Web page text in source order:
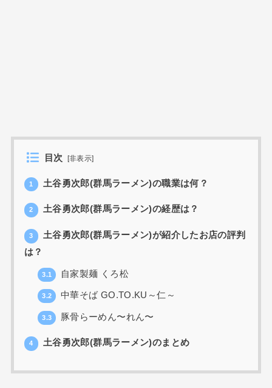
目次 [非表示]
1 土谷勇次郎(群馬ラーメン)の職業は何？
2 土谷勇次郎(群馬ラーメン)の経歴は？
3
土谷勇次郎(群馬ラーメン)が紹介したお店の評判
は？
3.1 自家製麺 くろ松
3.2 中華そば GO.TO.KU～仁～
3.3 豚骨らーめん〜れん〜
4 土谷勇次郎(群馬ラーメン)のまとめ